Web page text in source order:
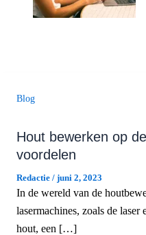
Blog
Hout bewerken op
voordelen
Redactie / juni 2, 2023
In de wereld van de
lasermachines, zoals de
hout, een […]